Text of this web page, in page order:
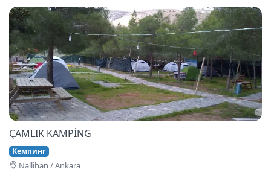
ÇAMLIK KAMPİNG
Кемпинг
Nallihan / Ankara